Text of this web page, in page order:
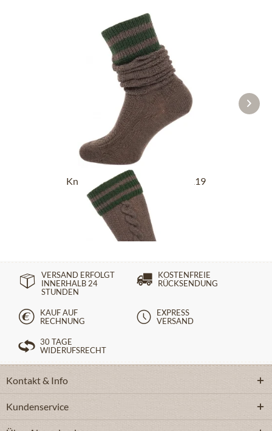
Kniebundstrümpfe L8995R-1119
mittelbraun tanne
24,90 €
VERSAND ERFOLGT
INNERHALB 24
STUNDEN
KOSTENFREIE
RÜCKSENDUNG
KAUF AUF
RECHNUNG
EXPRESS
VERSAND
30 TAGE
WIDERUFSRECHT
Kontakt & Info
Kundenservice